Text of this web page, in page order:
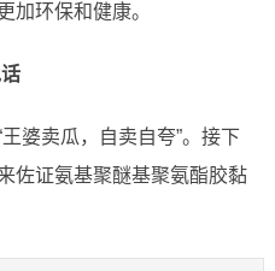
加环保和健康。
婆卖瓜，自卖自夸”。接下
佐证氨基聚醚基聚氨酯胶黏